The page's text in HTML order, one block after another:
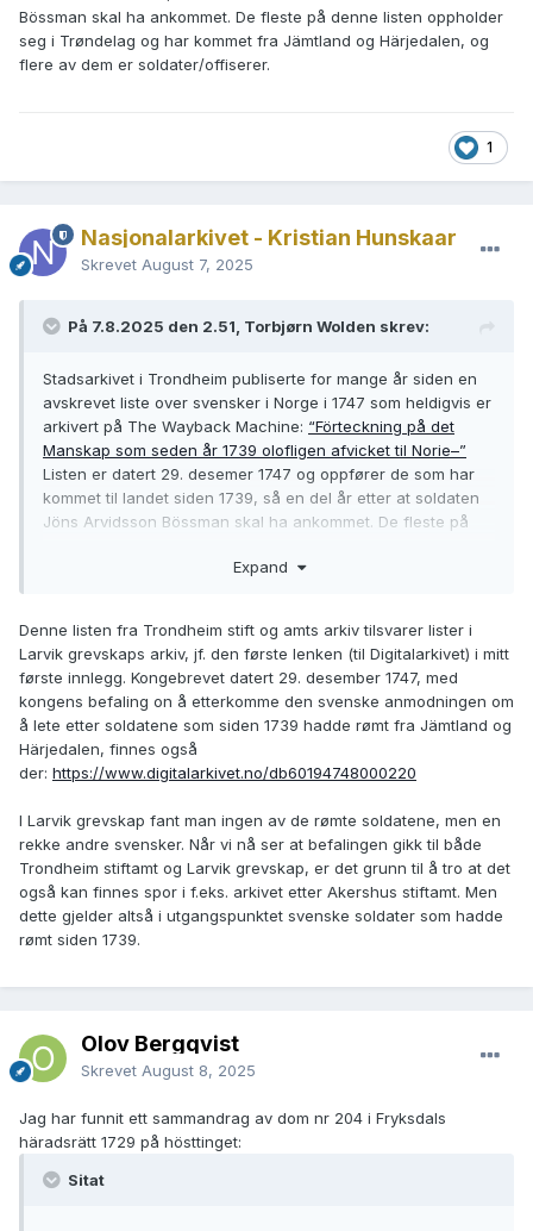
Bössman skal ha ankommet. De fleste på denne listen oppholder
seg i Trøndelag og har kommet fra Jämtland og Härjedalen, og
flere av dem er soldater/offiserer.
1
Nasjonalarkivet - Kristian Hunskaar
Skrevet August 7, 2025
På 7.8.2025 den 2.51, Torbjørn Wolden skrev:
Stadsarkivet i Trondheim publiserte for mange år siden en
avskrevet liste over svensker i Norge i 1747 som heldigvis er
arkivert på The Wayback Machine: “Förteckning på det
Manskap som seden år 1739 olofligen afvicket til Norie–”
Listen er datert 29. desemer 1747 og oppfører de som har
kommet til landet siden 1739, så en del år etter at soldaten
Jöns Arvidsson Bössman skal ha ankommet. De fleste på
Jämtland og Härjedalen, og flere av dem er
Expand
Denne listen fra Trondheim stift og amts arkiv tilsvarer lister i
Larvik grevskaps arkiv, jf. den første lenken (til Digitalarkivet) i mitt
første innlegg. Kongebrevet datert 29. desember 1747, med
kongens befaling on å etterkomme den svenske anmodningen om
å lete etter soldatene som siden 1739 hadde rømt fra Jämtland og
Härjedalen, finnes også
der: https://www.digitalarkivet.no/db60194748000220
I Larvik grevskap fant man ingen av de rømte soldatene, men en
rekke andre svensker. Når vi nå ser at befalingen gikk til både
Trondheim stiftamt og Larvik grevskap, er det grunn til å tro at det
også kan finnes spor i f.eks. arkivet etter Akershus stiftamt. Men
dette gjelder altså i utgangspunktet svenske soldater som hadde
rømt siden 1739.
Olov Bergqvist
Skrevet August 8, 2025
Jag har funnit ett sammandrag av dom nr 204 i Fryksdals
häradsrätt 1729 på hösttinget:
Sitat